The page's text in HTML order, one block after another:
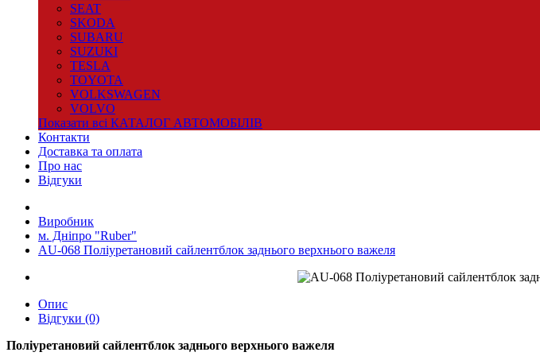
SEAT
SKODA
SUBARU
SUZUKI
TESLA
TOYOTA
VOLKSWAGEN
VOLVO
Показати всі КАТАЛОГ АВТОМОБІЛІВ
Контакти
Доставка та оплата
Про нас
Відгуки
Виробник
м. Дніпро "Ruber"
AU-068 Поліуретановий сайлентблок заднього верхнього важеля
Опис
Відгуки (0)
Поліуретановий сайлентблок заднього верхнього важеля